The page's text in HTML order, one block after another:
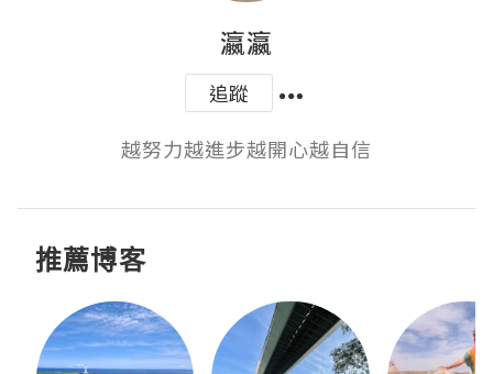
瀛瀛
追蹤
越努力越進步越開心越自信
推薦博客